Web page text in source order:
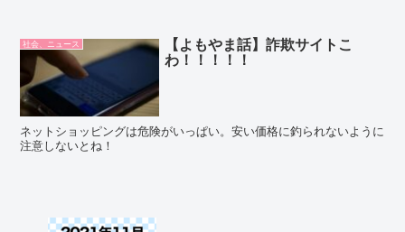
社会、ニュース 【よもやま話】詐欺サイトこ
わ！！！！！
ネットショッピングは危険がいっぱい。安い価格に釣られないように
注意しないとね！